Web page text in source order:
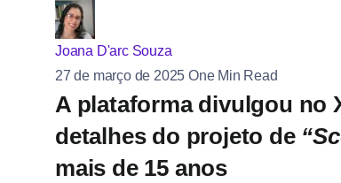
Joana D'arc Souza
27 de março de 2025One Min Read
A plataforma divulgou no
detalhes do projeto de
mais de 15 anos